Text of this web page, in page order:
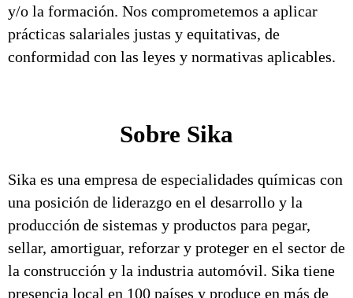
y/o la formación. Nos comprometemos a aplicar
prácticas salariales justas y equitativas, de
conformidad con las leyes y normativas aplicables.
Sobre Sika
Sika es una empresa de especialidades químicas con
una posición de liderazgo en el desarrollo y la
producción de sistemas y productos para pegar,
sellar, amortiguar, reforzar y proteger en el sector de
la construcción y la industria automóvil. Sika tiene
presencia local en 100 países y produce en más de